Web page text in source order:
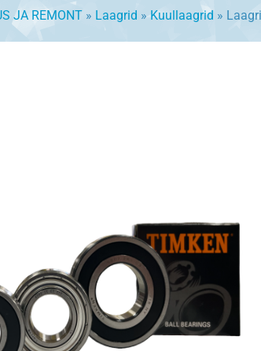
JA REMONT » Laagrid » Kuullaagrid »